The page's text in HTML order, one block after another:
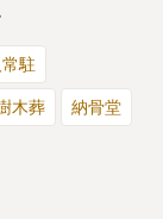
駐
木葬 納骨堂